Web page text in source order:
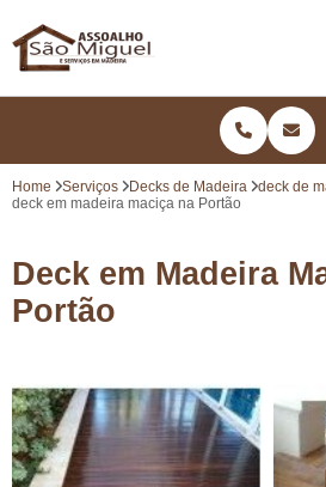
Home Serviços Decks de Madeira
deck de
deck em madeira maciça na Portão
Deck em Madeira
Portão